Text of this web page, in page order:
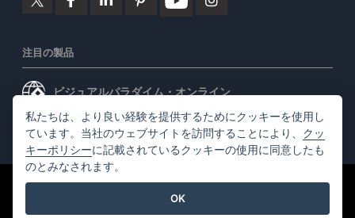
注目の製品
ビジュアルパラダイム・オンライン
ビジュアルパラダイムデスクトップ
©2026 by Visual Paradigm. 全ての権利を有する
私たちは、より良い経験を提供するためにクッキーを使用し
ています。当社のウェブサイトを訪問することにより、 クッ
キーポリシーに記載されているクッキーの使用に同意したも
のとみなされます。
OK